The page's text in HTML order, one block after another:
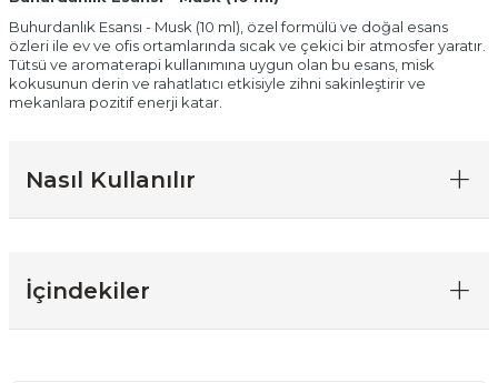
Buhurdanlık Esansı - Musk (10 ml), özel formülü ve doğal esans
özleri ile ev ve ofis ortamlarında sıcak ve çekici bir atmosfer yaratır.
Tütsü ve aromaterapi kullanımına uygun olan bu esans, misk
kokusunun derin ve rahatlatıcı etkisiyle zihni sakinleştirir ve
mekanlara pozitif enerji katar.
Nasıl Kullanılır
İçindekiler